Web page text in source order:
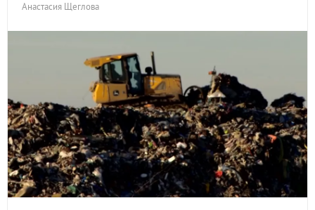
Анастасия Щеглова